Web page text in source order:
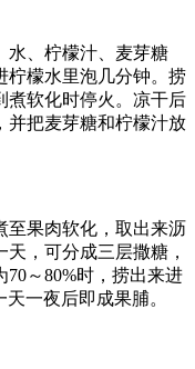
水、柠檬汁、麦芽糖
柠檬水里泡几分钟。捞
煮软化时停火。凉干后
并把麦芽糖和柠檬汁放
至果肉软化，取出来沥
，可分成三层撒糖，
～80%时，捞出来进
一夜后即成果脯。